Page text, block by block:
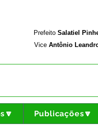
Prefeito Salatiel
Vice Antônio
Publicações🔽